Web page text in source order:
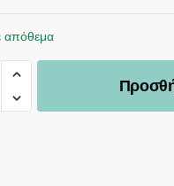
απόθεμα